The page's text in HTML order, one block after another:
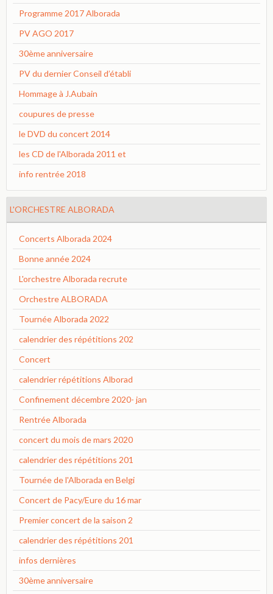
Programme 2017 Alborada
PV AGO 2017
30ème anniversaire
PV du dernier Conseil d’établi
Hommage à J.Aubain
coupures de presse
le DVD du concert 2014
les CD de l'Alborada 2011 et
info rentrée 2018
L'ORCHESTRE ALBORADA
Concerts Alborada 2024
Bonne année 2024
L'orchestre Alborada recrute
Orchestre ALBORADA
Tournée Alborada 2022
calendrier des répétitions 202
Concert
calendrier répétitions Alborad
Confinement décembre 2020- jan
Rentrée Alborada
concert du mois de mars 2020
calendrier des répétitions 201
Tournée de l'Alborada en Belgi
Concert de Pacy/Eure du 16 mar
Premier concert de la saison 2
calendrier des répétitions 201
infos dernières
30ème anniversaire